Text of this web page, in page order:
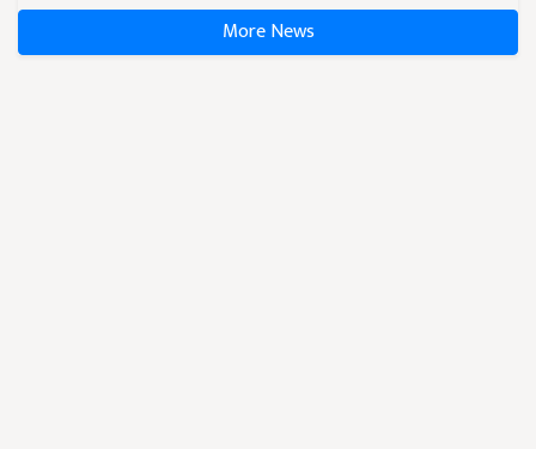
More News